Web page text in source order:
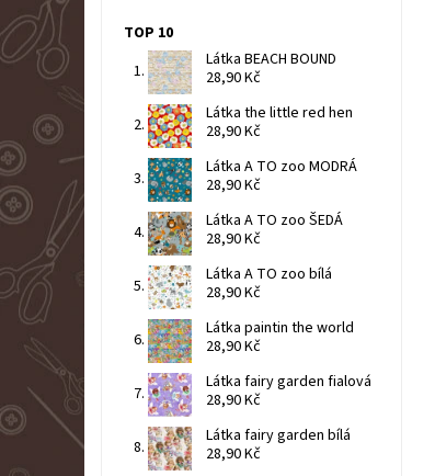
TOP 10
Látka BEACH BOUND
28,90 Kč
Látka the little red hen
28,90 Kč
Látka A TO zoo MODRÁ
28,90 Kč
Látka A TO zoo ŠEDÁ
28,90 Kč
Látka A TO zoo bílá
28,90 Kč
Látka paintin the world
28,90 Kč
Látka fairy garden fialová
28,90 Kč
Látka fairy garden bílá
28,90 Kč